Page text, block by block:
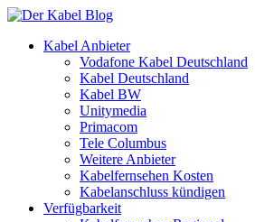
Kabel Anbieter
Vodafone Kabel Deutschland
Kabel Deutschland
Kabel BW
Unitymedia
Primacom
Tele Columbus
Weitere Anbieter
Kabelfernsehen Kosten
Kabelanschluss kündigen
Verfügbarkeit